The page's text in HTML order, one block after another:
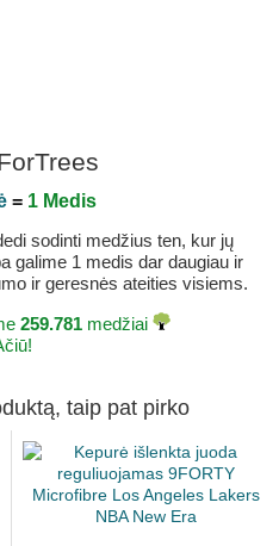
= 1 Medis
sodinti medžius ten, kur jų
galime 1 medis dar daugiau ir
ir geresnės ateities visiems.
259.781 medžiai
taip pat pirko